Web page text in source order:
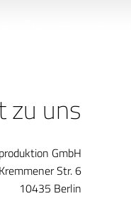
zu uns
GmbH
Kremmener Str. 6
10435 Berlin